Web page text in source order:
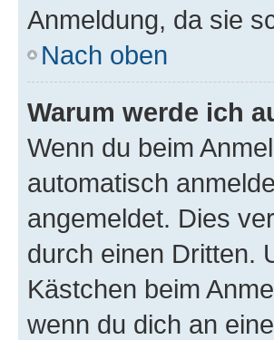
Anmeldung, da sie
Nach oben
Warum werde ich
Wenn du beim
automatisch
angemeldet. Dies
durch einen Dritten.
Kästchen beim
wenn du dich an